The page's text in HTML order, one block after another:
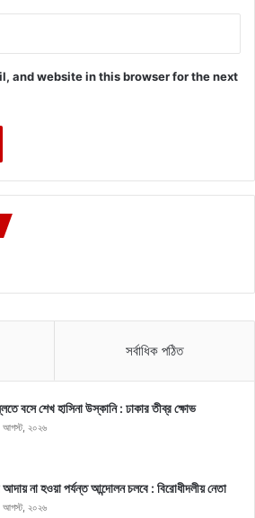
and website in this browser for the next
সর্বাধিক পঠিত
বসে শেখ হাসিনা উস্কানি : ঢাকার তীব্র ক্ষোভ
আগস্ট, ২০২৬
আদায় না হওয়া পর্যন্ত আন্দোলন চলবে : বিরোধীদলীয় নেতা
আগস্ট, ২০২৬